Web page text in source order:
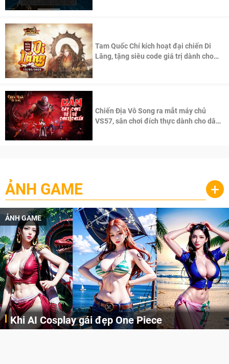
Tam Quốc Chí kích hoạt đại chiến Di
Lăng, tặng siêu code giá trị dành cho
Chiến Địa Vô Song ra mắt máy chủ
VS57, sân chơi đích thực dành cho dân
ẢNH GAME +
ẢNH GAME
Khi AI Cosplay gái đẹp One Piece